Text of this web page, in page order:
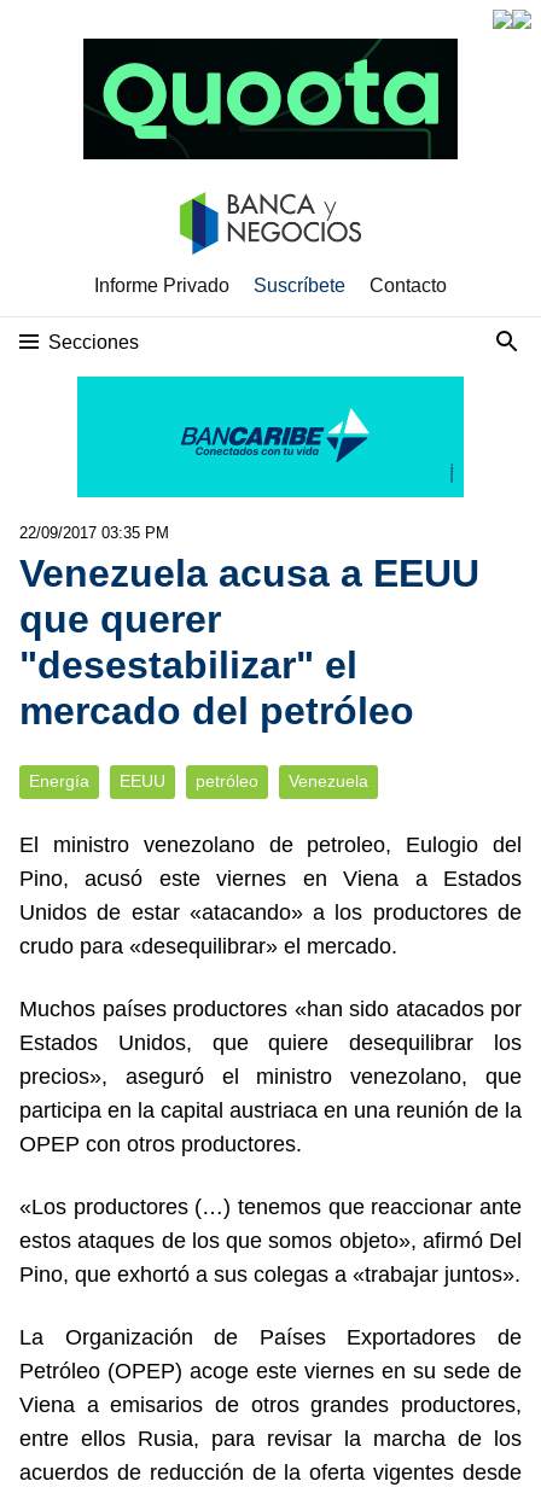
Informe Privado Suscríbete Contacto
Secciones
22/09/2017 03:35 PM
Venezuela acusa a EEUU
que querer
"desestabilizar" el
mercado del petróleo
Energía EEUU petróleo Venezuela
El ministro venezolano de petroleo, Eulogio del
Pino, acusó este viernes en Viena a Estados
Unidos de estar «atacando» a los productores de
crudo para «desequilibrar» el mercado.
Muchos países productores «han sido atacados por
Estados Unidos, que quiere desequilibrar los
precios», aseguró el ministro venezolano, que
participa en la capital austriaca en una reunión de la
OPEP con otros productores.
«Los productores (…) tenemos que reaccionar ante
estos ataques de los que somos objeto», afirmó Del
Pino, que exhortó a sus colegas a «trabajar juntos».
La Organización de Países Exportadores de
Petróleo (OPEP) acoge este viernes en su sede de
Viena a emisarios de otros grandes productores,
entre ellos Rusia, para revisar la marcha de los
acuerdos de reducción de la oferta vigentes desde